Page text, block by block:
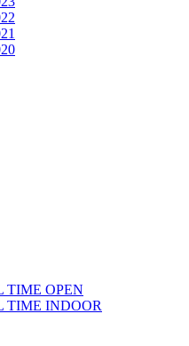
TIME OPEN
TIME INDOOR